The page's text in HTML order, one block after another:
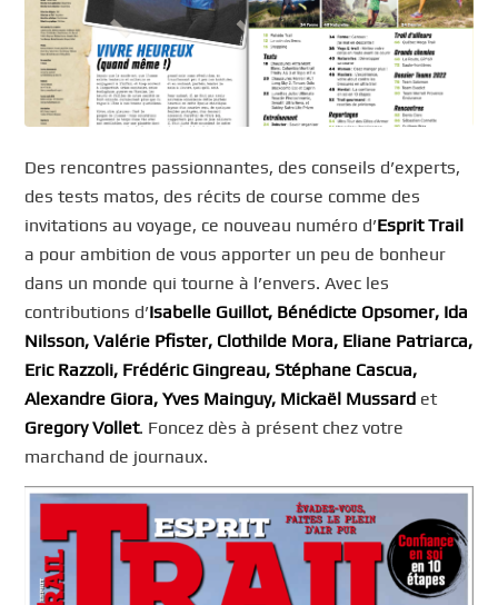
Des rencontres passionnantes, des conseils d’experts,
des tests matos, des récits de course comme des
invitations au voyage, ce nouveau numéro d’Esprit Trail
a pour ambition de vous apporter un peu de bonheur
dans un monde qui tourne à l’envers. Avec les
contributions d’Isabelle Guillot, Bénédicte Opsomer, Ida
Nilsson, Valérie Pfister, Clothilde Mora, Eliane Patriarca,
Eric Razzoli, Frédéric Gingreau, Stéphane Cascua,
Alexandre Giora, Yves Mainguy, Mickaël Mussard et
Gregory Vollet. Foncez dès à présent chez votre
marchand de journaux.